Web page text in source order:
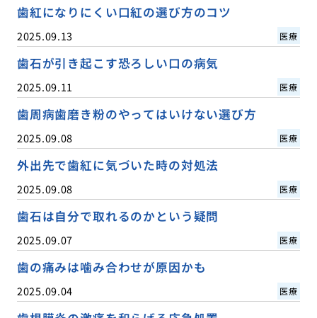
歯紅になりにくい口紅の選び方のコツ
2025.09.13 医療
歯石が引き起こす恐ろしい口の病気
2025.09.11 医療
歯周病歯磨き粉のやってはいけない選び方
2025.09.08 医療
外出先で歯紅に気づいた時の対処法
2025.09.08 医療
歯石は自分で取れるのかという疑問
2025.09.07 医療
歯の痛みは噛み合わせが原因かも
2025.09.04 医療